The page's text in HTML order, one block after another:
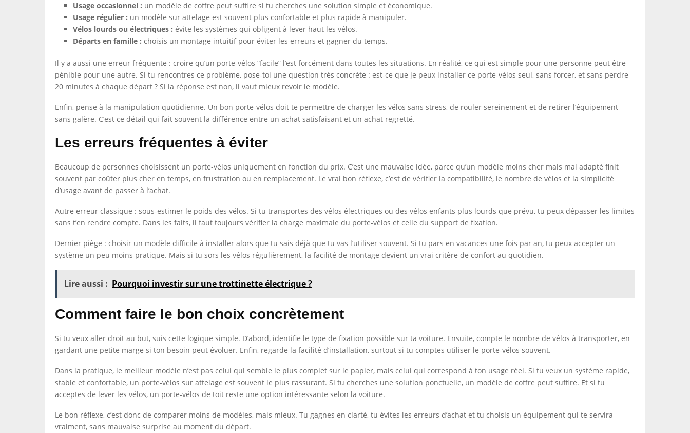
Usage occasionnel : un modèle de coffre peut suffire si tu cherches une solution simple et économique.
Usage régulier : un modèle sur attelage est souvent plus confortable et plus rapide à manipuler.
Vélos lourds ou électriques : évite les systèmes qui obligent à lever haut les vélos.
Départs en famille : choisis un montage intuitif pour éviter les erreurs et gagner du temps.
Il y a aussi une erreur fréquente : croire qu’un porte-vélos “facile” l’est forcément dans toutes les situations. En réalité, ce qui est simple pour une personne peut être
pénible pour une autre. Si tu rencontres ce problème, pose-toi une question très concrète : est-ce que je peux installer ce porte-vélos seul, sans forcer, et sans perdre
20 minutes à chaque départ ? Si la réponse est non, il vaut mieux revoir le modèle.
Enfin, pense à la manipulation quotidienne. Un bon porte-vélos doit te permettre de charger les vélos sans stress, de rouler sereinement et de retirer l’équipement
sans galère. C’est ce détail qui fait souvent la différence entre un achat satisfaisant et un achat regretté.
Les erreurs fréquentes à éviter
Beaucoup de personnes choisissent un porte-vélos uniquement en fonction du prix. C’est une mauvaise idée, parce qu’un modèle moins cher mais mal adapté finit
souvent par coûter plus cher en temps, en frustration ou en remplacement. Le vrai bon réflexe, c’est de vérifier la compatibilité, le nombre de vélos et la simplicité
d’usage avant de passer à l’achat.
Autre erreur classique : sous-estimer le poids des vélos. Si tu transportes des vélos électriques ou des vélos enfants plus lourds que prévu, tu peux dépasser les limites
sans t’en rendre compte. Dans les faits, il faut toujours vérifier la charge maximale du porte-vélos et celle du support de fixation.
Dernier piège : choisir un modèle difficile à installer alors que tu sais déjà que tu vas l’utiliser souvent. Si tu pars en vacances une fois par an, tu peux accepter un
système un peu moins pratique. Mais si tu sors les vélos régulièrement, la facilité de montage devient un vrai critère de confort au quotidien.
Lire aussi : Pourquoi investir sur une trottinette électrique ?
Comment faire le bon choix concrètement
Si tu veux aller droit au but, suis cette logique simple. D’abord, identifie le type de fixation possible sur ta voiture. Ensuite, compte le nombre de vélos à transporter, en
gardant une petite marge si ton besoin peut évoluer. Enfin, regarde la facilité d’installation, surtout si tu comptes utiliser le porte-vélos souvent.
Dans la pratique, le meilleur modèle n’est pas celui qui semble le plus complet sur le papier, mais celui qui correspond à ton usage réel. Si tu veux un système rapide,
stable et confortable, un porte-vélos sur attelage est souvent le plus rassurant. Si tu cherches une solution ponctuelle, un modèle de coffre peut suffire. Et si tu
acceptes de lever les vélos, un porte-vélos de toit reste une option intéressante selon la voiture.
Le bon réflexe, c’est donc de comparer moins de modèles, mais mieux. Tu gagnes en clarté, tu évites les erreurs d’achat et tu choisis un équipement qui te servira
vraiment, sans mauvaise surprise au moment du départ.